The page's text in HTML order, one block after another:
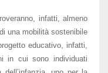
infatti, almeno
una mobilità sostenibile
educativo, infatti,
in cui sono individuati